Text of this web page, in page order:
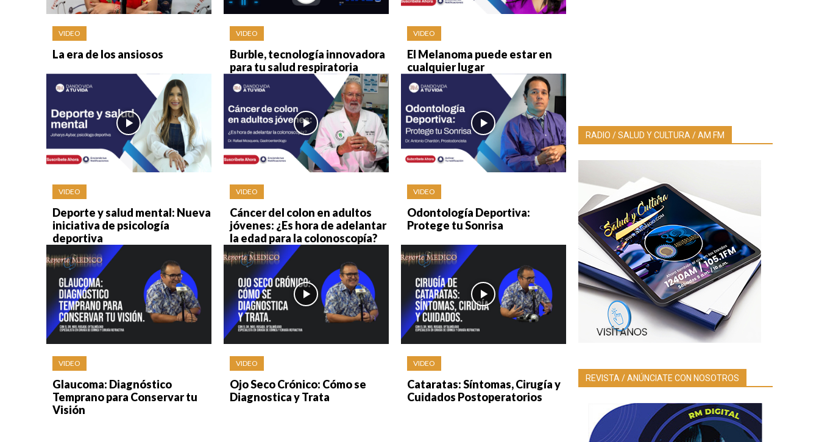
VIDEO
La era de los ansiosos
VIDEO
Burble, tecnología innovadora
para tu salud respiratoria
VIDEO
El Melanoma puede estar en
cualquier lugar
VIDEO
Deporte y salud mental: Nueva
iniciativa de psicología
deportiva
VIDEO
Cáncer del colon en adultos
jóvenes: ¿Es hora de adelantar
la edad para la colonoscopía?
VIDEO
Odontología Deportiva:
Protege tu Sonrisa
VIDEO
Glaucoma: Diagnóstico
Temprano para Conservar tu
Visión
VIDEO
Ojo Seco Crónico: Cómo se
Diagnostica y Trata
VIDEO
Cataratas: Síntomas, Cirugía y
Cuidados Postoperatorios
RADIO / SALUD Y CULTURA / AM FM
REVISTA / ANÚNCIATE CON NOSOTROS